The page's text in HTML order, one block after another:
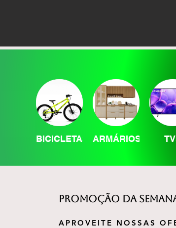
BICICLETAS ARMÁRIOS
promoção DA
APROVEITE NOSSAS